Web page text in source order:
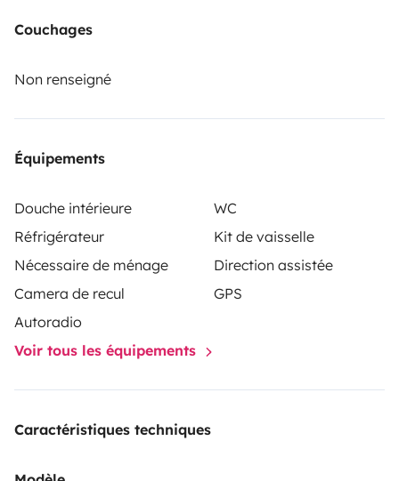
inolvidables y personalizadas
objetivo es que tu única preocupación sea disfrutar del
Couchages
Non renseigné
Équipements
Douche intérieure
WC
Réfrigérateur
Kit de vaisselle
Nécessaire de ménage
Direction assistée
Camera de recul
GPS
Autoradio
Voir tous les équipements
Caractéristiques techniques